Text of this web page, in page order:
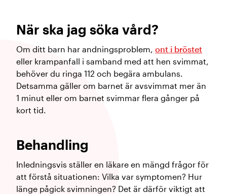
När ska jag söka vård?
Om ditt barn har andningsproblem, ont i bröstet
eller krampanfall i samband med att hen svimmat,
behöver du ringa 112 och begära ambulans.
Detsamma gäller om barnet är avsvimmat mer än
1 minut eller om barnet svimmar flera gånger på
kort tid.
Behandling
Inledningsvis ställer en läkare en mängd frågor för
att förstå situationen: Vilka var symptomen? Hur
länge pågick svimningen? Det är därför viktigt att